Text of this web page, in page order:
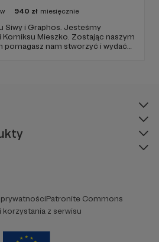
940 zł miesięcznie
Mieszko. Zostając naszym
nam stworzyć i wydać
Patronite Commons
korzystania z serwisu